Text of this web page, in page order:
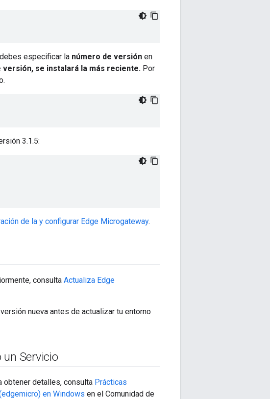
especificar la número de versión en
se instalará la más reciente. Por
3.1.5:
de la y configurar Edge Microgateway.
consulta Actualiza Edge
nueva antes de actualizar tu entorno
Servicio
obtener detalles, consulta Prácticas
en Windows en el Comunidad de